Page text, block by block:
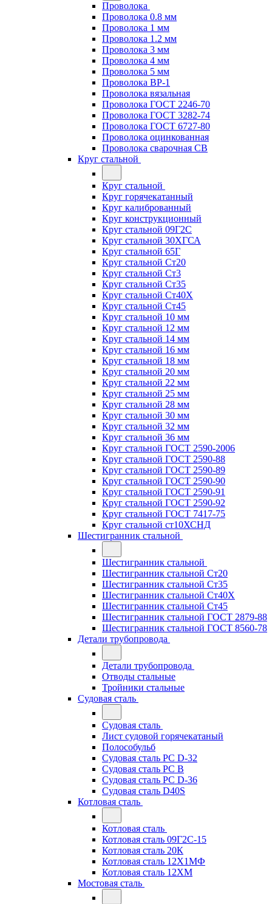
Проволока
Проволока 0.8 мм
Проволока 1 мм
Проволока 1.2 мм
Проволока 3 мм
Проволока 4 мм
Проволока 5 мм
Проволока ВР-1
Проволока вязальная
Проволока ГОСТ 2246-70
Проволока ГОСТ 3282-74
Проволока ГОСТ 6727-80
Проволока оцинкованная
Проволока сварочная СВ
Круг стальной
Круг стальной
Круг горячекатанный
Круг калиброванный
Круг конструкционный
Круг стальной 09Г2С
Круг стальной 30ХГСА
Круг стальной 65Г
Круг стальной Ст20
Круг стальной Ст3
Круг стальной Ст35
Круг стальной Ст40Х
Круг стальной Ст45
Круг стальной 10 мм
Круг стальной 12 мм
Круг стальной 14 мм
Круг стальной 16 мм
Круг стальной 18 мм
Круг стальной 20 мм
Круг стальной 22 мм
Круг стальной 25 мм
Круг стальной 28 мм
Круг стальной 30 мм
Круг стальной 32 мм
Круг стальной 36 мм
Круг стальной ГОСТ 2590-2006
Круг стальной ГОСТ 2590-88
Круг стальной ГОСТ 2590-89
Круг стальной ГОСТ 2590-90
Круг стальной ГОСТ 2590-91
Круг стальной ГОСТ 2590-92
Круг стальной ГОСТ 7417-75
Круг стальной ст10ХСНД
Шестигранник стальной
Шестигранник стальной
Шестигранник стальной Ст20
Шестигранник стальной Ст35
Шестигранник стальной Ст40Х
Шестигранник стальной Ст45
Шестигранник стальной ГОСТ 2879-88
Шестигранник стальной ГОСТ 8560-78
Детали трубопровода
Детали трубопровода
Отводы стальные
Тройники стальные
Судовая сталь
Судовая сталь
Лист судовой горячекатаный
Полособульб
Судовая сталь РС D-32
Судовая сталь РС В
Судовая сталь РС D-36
Судовая сталь D40S
Котловая сталь
Котловая сталь
Котловая сталь 09Г2С-15
Котловая сталь 20К
Котловая сталь 12Х1МФ
Котловая сталь 12ХМ
Мостовая сталь